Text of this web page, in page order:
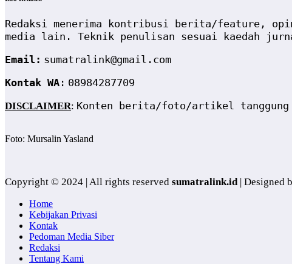
Redaksi menerima kontribusi berita/feature,
media lain. Teknik penulisan sesuai kaedah
Email: sumatralink@gmail.com
Kontak WA : 08984287709
DISCLAIMER: Konten berita/foto/artikel tanggung
Foto: Mursalin Yasland
Copyright © 2024 | All rights reserved sumatralink.id | Designed
Home
Kebijakan Privasi
Kontak
Pedoman Media Siber
Redaksi
Tentang Kami